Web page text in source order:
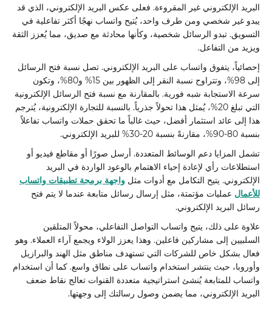
البريد الإلكتروني غير المقروءة. فعلى عكس البريد الإلكتروني، الذي قد
يبدو غير شخصي ومن طرف واحد، يُتيح واتساب نهجًا أكثر تفاعلية في
التسويق. تبدو الرسائل شخصية، وكأنها محادثة مع صديق، مما يُعزز الثقة
ويزيد من التفاعل.
إحصائياً، يتفوق واتساب على البريد الإلكتروني. تصل نسبة فتح الرسائل
إلى 98%، وتتراوح نسبة النقر إلى الظهور بين 15% و80%، وتكون
سرعة الاستجابة شبه فورية. بالمقارنة مع نسبة فتح الرسائل الإلكترونية
التي تبلغ 20%، يُمثل هذا تحولاً جذرياً. بالنسبة للتجارة الإلكترونية، يُترجم
هذا إلى عائد استثمار أفضل، حيث غالباً ما تحقق حملات واتساب تفاعلاً
بنسبة 80-90%، مقارنةً بنسبة 20-30% للبريد الإلكتروني.
تشمل المزايا دعم الوسائط المتعددة. أرسل صورًا أو مقاطع فيديو أو
استطلاعات رأي لإعادة إحياء الاهتمام بالوعود الواردة في البريد
الإلكتروني. يتيح التكامل مع أدوات مثل واجهة برمجة تطبيقات واتساب
للأعمال عمليات مؤتمتة، مثل إرسال رسائل متابعة عندما لا يتم فتح
رسائل البريد الإلكتروني.
علاوة على ذلك، يتيح واتساب التواصل التفاعلي، محولاً المتلقين
السلبيين إلى مشاركين فاعلين. وهذا يعزز الولاء ويجمع آراء العملاء. وهو
فعال بشكل خاص للشركات التي تستهدف مناطق مثل الهند والبرازيل
وأوروبا، حيث ينتشر استخدام واتساب على نطاق واسع. كما أن استخدام
واتساب للمتابعة يُنشئ استراتيجية متعددة القنوات تعالج نقاط ضعف
البريد الإلكتروني، مما يضمن وصول رسالتك إلى وجهتها.